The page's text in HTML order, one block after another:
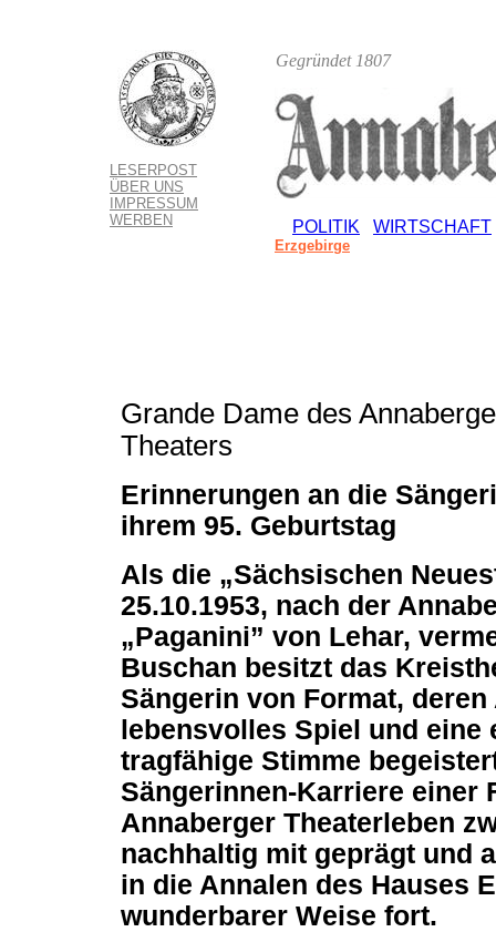
LESERPOST
ÜBER UNS
IMPRESSUM
WERBEN
Gegründet 1807
POLITIK WIRTSCHAFT
Erzgebirge
Grande Dame des
Theaters
Erinnerungen an die
ihrem 95. Geburtstag
Als die „Sächsischen
25.10.1953, nach der
„Paganini” von Lehar,
Buschan besitzt das
Sängerin von Format,
lebensvolles Spiel und
tragfähige Stimme
Sängerinnen-Karriere einer
Annaberger Theaterleben
nachhaltig mit geprägt und
in die Annalen des Hauses
wunderbarer Weise fort.